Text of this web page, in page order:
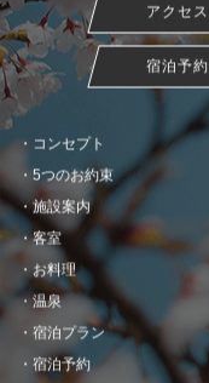
アクセス
宿泊予約
コンセプト
5つのお約束
施設案内
客室
お料理
温泉
宿泊プラン
宿泊予約